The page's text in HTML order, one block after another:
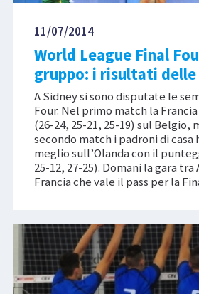
11/07/2014
World League Final
gruppo: i risultati
A Sidney si sono disputate le
Four. Nel primo match la
(26-24, 25-21, 25-19) sul Belgio,
secondo match i padroni di casa
meglio sull’Olanda con il
25-12, 27-25). Domani la gara tra
Francia che vale il pass per la